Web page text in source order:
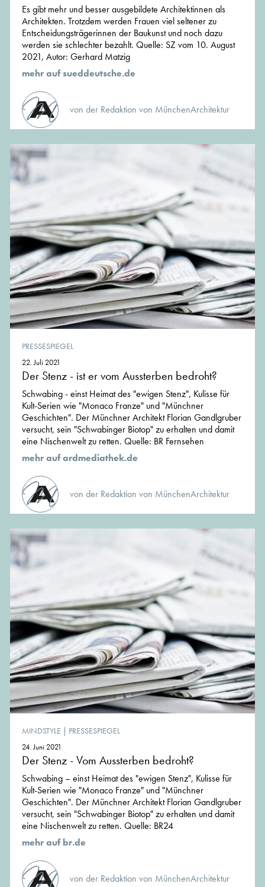
Es gibt mehr und besser ausgebildete Architektinnen als
Architekten. Trotzdem werden Frauen viel seltener zu
Entscheidungsträgerinnen der Baukunst und noch dazu
werden sie schlechter bezahlt. Quelle: SZ vom 10. August
2021, Autor: Gerhard Matzig
mehr auf sueddeutsche.de
von der Redaktion von MünchenArchitektur
PRESSESPIEGEL
22. Juli 2021
Der Stenz - ist er vom Aussterben bedroht?
Schwabing - einst Heimat des "ewigen Stenz", Kulisse für
Kult-Serien wie "Monaco Franze" und "Münchner
Geschichten". Der Münchner Architekt Florian Gandlgruber
versucht, sein "Schwabinger Biotop" zu erhalten und damit
eine Nischenwelt zu retten. Quelle: BR Fernsehen
mehr auf ardmediathek.de
von der Redaktion von MünchenArchitektur
MINDSTYLE | PRESSESPIEGEL
24. Juni 2021
Der Stenz - Vom Aussterben bedroht?
Schwabing – einst Heimat des "ewigen Stenz", Kulisse für
Kult-Serien wie "Monaco Franze" und "Münchner
Geschichten". Der Münchner Architekt Florian Gandlgruber
versucht, sein "Schwabinger Biotop" zu erhalten und damit
eine Nischenwelt zu retten. Quelle: BR24
mehr auf br.de
von der Redaktion von MünchenArchitektur